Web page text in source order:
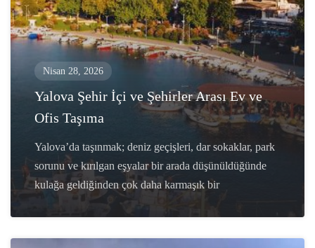
Nisan 28, 2026
Yalova Şehir İçi ve Şehirler Arası Ev ve
Ofis Taşıma
Yalova’da taşınmak; deniz geçişleri, dar sokaklar, park
sorunu ve kırılgan eşyalar bir arada düşünüldüğünde
kulağa geldiğinden çok daha karmaşık bir